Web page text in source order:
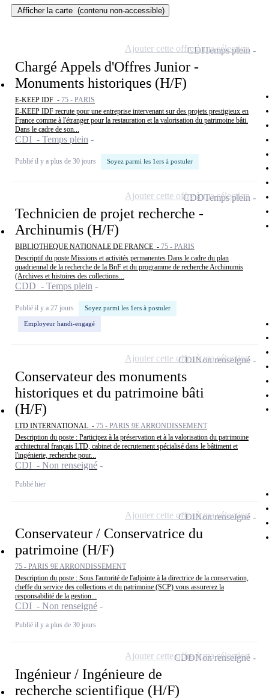
Afficher la carte (contenu non-accessible)
Chargé Appels d'Offres Junior -
Monuments historiques (H/F)
E-KEEP IDF - 75 - PARIS
E-KEEP IDF recrute pour une entreprise intervenant sur des projets prestigieux en
France comme à l'étranger pour la restauration et la valorisation du patrimoine bâti.
Dans le cadre de son...
CDI - Temps plein
Publié il y a plus de 30 jours Soyez parmi les 1ers à postuler
CDITemps plein
Ajouter cette offre à ma sélection
Technicien de projet recherche -
Archinumis (H/F)
BIBLIOTHEQUE NATIONALE DE FRANCE - 75 - PARIS
Descriptif du poste Missions et activités permanentes Dans le cadre du plan
quadriennal de la recherche de la BnF et du programme de recherche Archinumis
(Archives et histoires des collections...
CDD - Temps plein
Publié il y a 27 jours Soyez parmi les 1ers à postuler
Employeur handi-engagé
CDDTemps plein
Ajouter cette offre à ma sélection
Conservateur des monuments
historiques et du patrimoine bâti
(H/F)
LTD INTERNATIONAL - 75 - PARIS 9E ARRONDISSEMENT
Description du poste : Participez à la préservation et à la valorisation du patrimoine
architectural français LTD, cabinet de recrutement spécialisé dans le bâtiment et
l'ingénierie, recherche pour...
CDI - Non renseigné
Publié hier
CDINon renseigné
Ajouter cette offre à ma sélection
Conservateur / Conservatrice du
patrimoine (H/F)
75 - PARIS 9E ARRONDISSEMENT
Description du poste : Sous l'autorité de l'adjointe à la directrice de la conservation,
cheffe du service des collections et du patrimoine (SCP) vous assurerez la
responsabilité de la gestion...
CDI - Non renseigné
Publié il y a plus de 30 jours
CDINon renseigné
Ajouter cette offre à ma sélection
Ingénieur / Ingénieure de
recherche scientifique (H/F)
CDDNon renseigné
Ajouter cette offre à ma sélection